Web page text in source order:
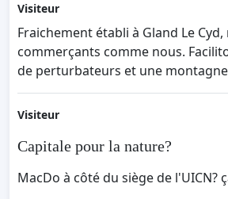
Visiteur
Fraichement établi à Gland Le
commerçants comme nous.
de perturbateurs et une
Visiteur
Capitale pour la nature?
MacDo à côté du siège de